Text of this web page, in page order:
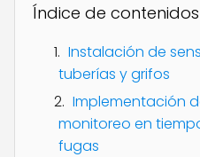
Índice de contenidos
Instalación de
tuberías y grifos
Implementación
monitoreo en
fugas